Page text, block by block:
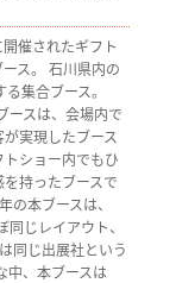
催されたギフト
ス。 石川県内の
集合ブース。
ースは、会場内で
実現したブース
トショー内でもひ
を持ったブースで
の本ブースは、
じレイアウト、
同じ出展社という
中、本ブースは